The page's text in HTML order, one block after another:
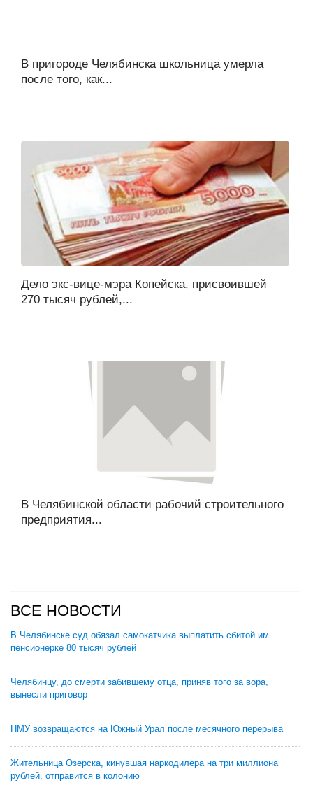
В пригороде Челябинска школьница умерла
после того, как...
Дело экс-вице-мэра Копейска, присвоившей
270 тысяч рублей,...
В Челябинской области рабочий строительного
предприятия...
ВСЕ НОВОСТИ
В Челябинске суд обязал самокатчика выплатить сбитой им
пенсионерке 80 тысяч рублей
Челябинцу, до смерти забившему отца, приняв того за вора,
вынесли приговор
НМУ возвращаются на Южный Урал после месячного перерыва
Жительница Озерска, кинувшая наркодилера на три миллиона
рублей, отправится в колонию